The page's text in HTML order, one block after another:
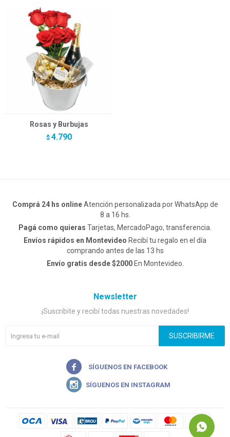
Rosas y Burbujas
$ 4.790
Comprá 24 hs onlineAtención personalizada por WhatsApp de
8 a 16 hs.
Pagá como quieras Tarjetas, MercadoPago, transferencia.
Envíos rápidos en Montevideo Recibí tu regalo en el día
comprando antes de las 13 hs
Envío gratis desde $2000En Montevideo.
Newsletter
¡Suscribite y recibí todas nuestras novedades!
SUSCRIBIRME

